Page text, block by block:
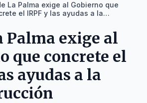
La Palma exige al Gobierno que
el IRPF y las ayudas a la
Palma exige al
que concrete el
ayudas a la